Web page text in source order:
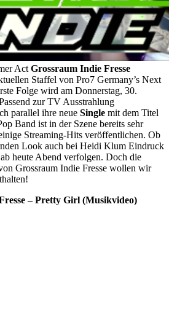
Act Grossraum Indie Fresse
Staffel von Pro7 Germany’s Next
Folge wird am Donnerstag, 30.
zur TV Ausstrahlung
parallel ihre neue Single mit dem Titel
Band ist in der Szene bereits sehr
Streaming-Hits veröffentlichen. Ob
Look auch bei Heidi Klum Eindruck
heute Abend verfolgen. Doch die
Grossraum Indie Fresse wollen wir
– Pretty Girl (Musikvideo)